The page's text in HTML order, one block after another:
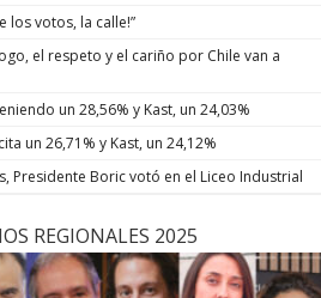
los votos, la calle!”
el respeto y el cariño por Chile van a
un 28,56% y Kast, un 24,03%
un 26,71% y Kast, un 24,12%
Presidente Boric votó en el Liceo Industrial
REGIONALES 2025